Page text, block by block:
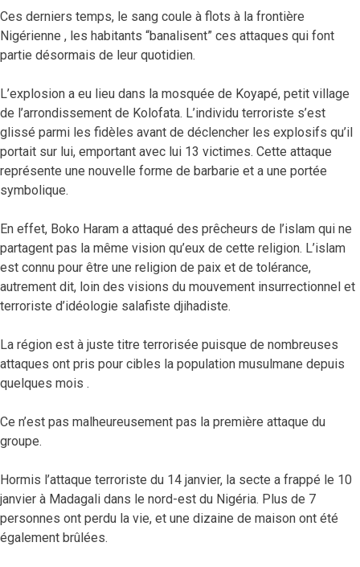
Ces derniers temps, le sang coule à flots à la frontière
Nigérienne , les habitants “banalisent” ces attaques qui font
partie désormais de leur quotidien.
L’explosion a eu lieu dans la mosquée de Koyapé, petit village
de l’arrondissement de Kolofata. L’individu terroriste s’est
glissé parmi les fidèles avant de déclencher les explosifs qu’il
portait sur lui, emportant avec lui 13 victimes. Cette attaque
représente une nouvelle forme de barbarie et a une portée
symbolique.
En effet, Boko Haram a attaqué des prêcheurs de l’islam qui ne
partagent pas la même vision qu’eux de cette religion. L’islam
est connu pour être une religion de paix et de tolérance,
autrement dit, loin des visions du mouvement insurrectionnel et
terroriste d’idéologie salafiste djihadiste.
La région est à juste titre terrorisée puisque de nombreuses
attaques ont pris pour cibles la population musulmane depuis
quelques mois .
Ce n’est pas malheureusement pas la première attaque du
groupe.
Hormis l’attaque terroriste du 14 janvier, la secte a frappé le 10
janvier à Madagali dans le nord-est du Nigéria. Plus de 7
personnes ont perdu la vie, et une dizaine de maison ont été
également brûlées.